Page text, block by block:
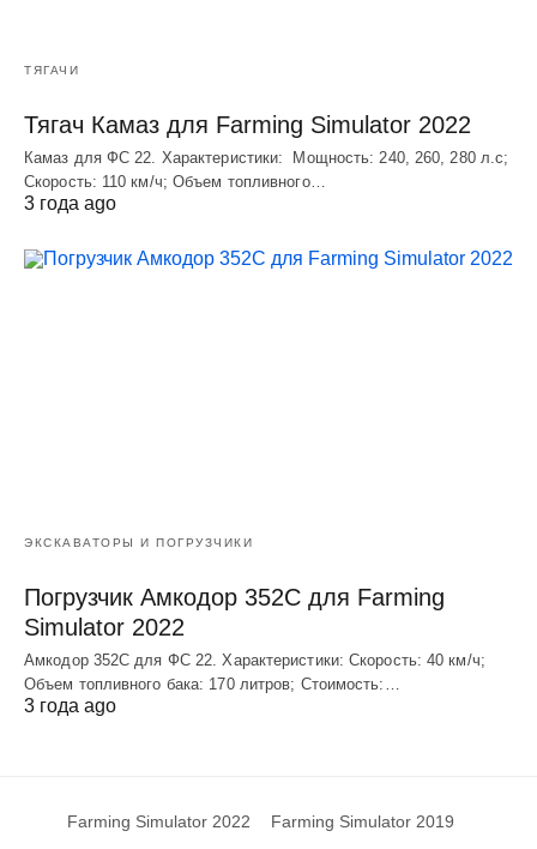
ТЯГАЧИ
Тягач Камаз для Farming Simulator 2022
Камаз для ФС 22. Характеристики: Мощность: 240, 260, 280 л.с;
Скорость: 110 км/ч; Объем топливного…
3 года ago
ЭКСКАВАТОРЫ И ПОГРУЗЧИКИ
Погрузчик Амкодор 352С для Farming
Simulator 2022
Амкодор 352С для ФС 22. Характеристики: Скорость: 40 км/ч;
Объем топливного бака: 170 литров; Стоимость:…
3 года ago
Farming Simulator 2022 Farming Simulator 2019